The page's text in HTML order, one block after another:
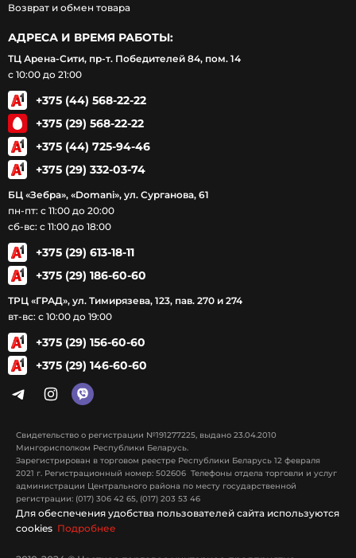
Возврат и обмен товара
АДРЕСА И ВРЕМЯ РАБОТЫ:
ТЦ Арена-Сити, пр-т. Победителей 84, пом. 14
с 10:00 до 21:00
+375 (44) 568-22-22
+375 (29) 568-22-22
+375 (44) 725-94-46
+375 (29) 332-03-74
БЦ «Зебра», «Domani», ул. Сурганова, 61
пн-пт: с 11:00 до 20:00
сб-вс: с 11:00 до 18:00
+375 (29) 613-18-11
+375 (29) 186-60-60
ТРЦ «ГРАД», ул. Тимирязева, 123, пав. 270 и 274
вт-вс: с 10:00 до 19:00
+375 (29) 156-60-60
+375 (29) 146-60-60
Свидетельство о регистрации №191277225, выдано 23.04.2010
Мингорисполком Республики Беларусь.
Зарегистрирован в торговом реестре Республики Беларусь 12 февраля
2021 г. Регистрационный номер: 502606 Телефоны отдела торговли и услуг
администрации Центрального района по месту государственной
регистрации: (017) 306 42 65, (017) 203 53 46
Для обеспечения удобства пользователей сайта используются
cookies Подробнее